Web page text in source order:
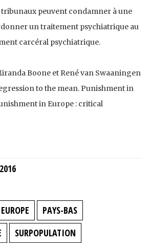
tribunaux peuvent condamner à une
un traitement psychiatrique au
carcéral psychiatrique.
Boone et René van Swaaningen
to the mean. Punishment in
in Europe : critical
EUROPE
PAYS-BAS
SURPOPULATION